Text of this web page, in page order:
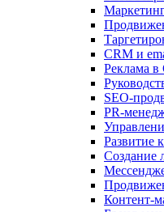
CRM и
Реклама в
SEO-
PR-
Развитие
Создание
Контент-